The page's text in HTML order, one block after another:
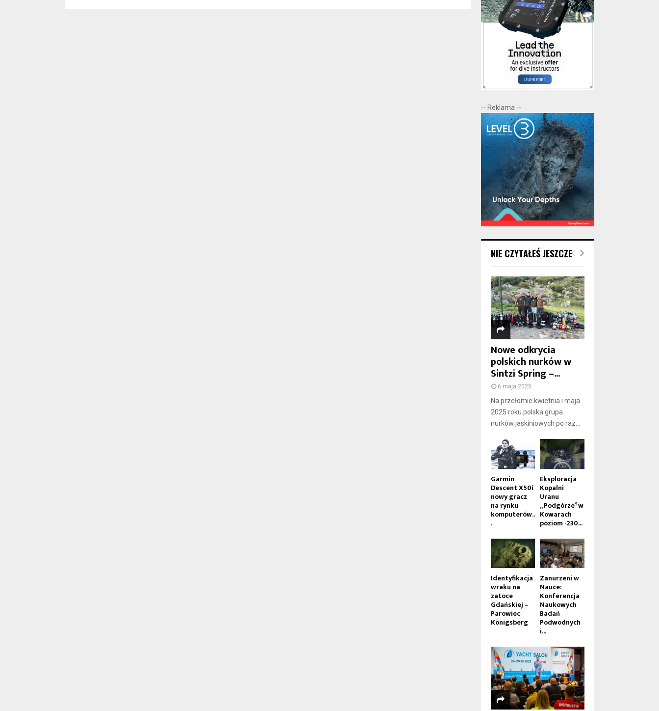
-- Reklama --
NIE CZYTAŁEŚ JESZCZE
Nowe odkrycia
polskich nurków w
Sintzi Spring –...
6 maja 2025
Na przełomie kwietnia i maja
2025 roku polska grupa
nurków jaskiniowych po raz...
Garmin
Descent X50i
nowy gracz
na rynku
komputerów..
.
Eksploracja
Kopalni
Uranu
„Podgórze” w
Kowarach
poziom -230...
Identyfikacja
wraku na
zatoce
Gdańskiej –
Parowiec
Königsberg
Zanurzeni w
Nauce:
Konferencja
Naukowych
Badań
Podwodnych
i...